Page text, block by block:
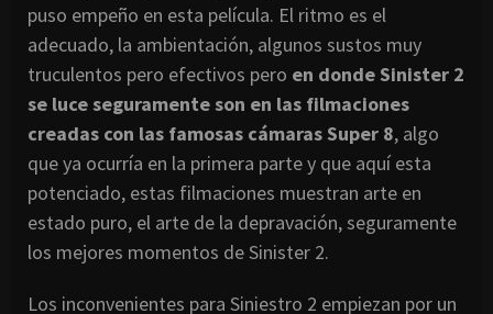
puso empeño en esta película. El ritmo es el
adecuado, la ambientación, algunos sustos muy
truculentos pero efectivos pero en donde Sinister 2
se luce seguramente son en las filmaciones
creadas con las famosas cámaras Super 8, algo
que ya ocurría en la primera parte y que aquí esta
potenciado, estas filmaciones muestran arte en
estado puro, el arte de la depravación, seguramente
los mejores momentos de Sinister 2.
Los inconvenientes para Siniestro 2 empiezan por un